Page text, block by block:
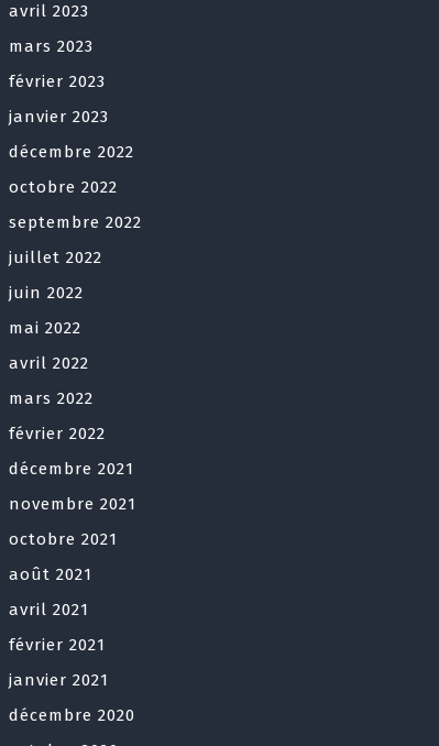
avril 2023
mars 2023
février 2023
janvier 2023
décembre 2022
octobre 2022
septembre 2022
juillet 2022
juin 2022
mai 2022
avril 2022
mars 2022
février 2022
décembre 2021
novembre 2021
octobre 2021
août 2021
avril 2021
février 2021
janvier 2021
décembre 2020